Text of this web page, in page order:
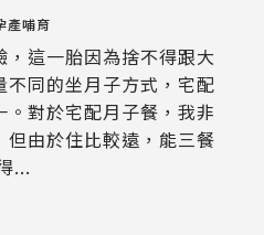
產哺育
這一胎因為捨不得跟大
同的坐月子方式，宅配
對於宅配月子餐，我非
由於住比較遠，能三餐
...